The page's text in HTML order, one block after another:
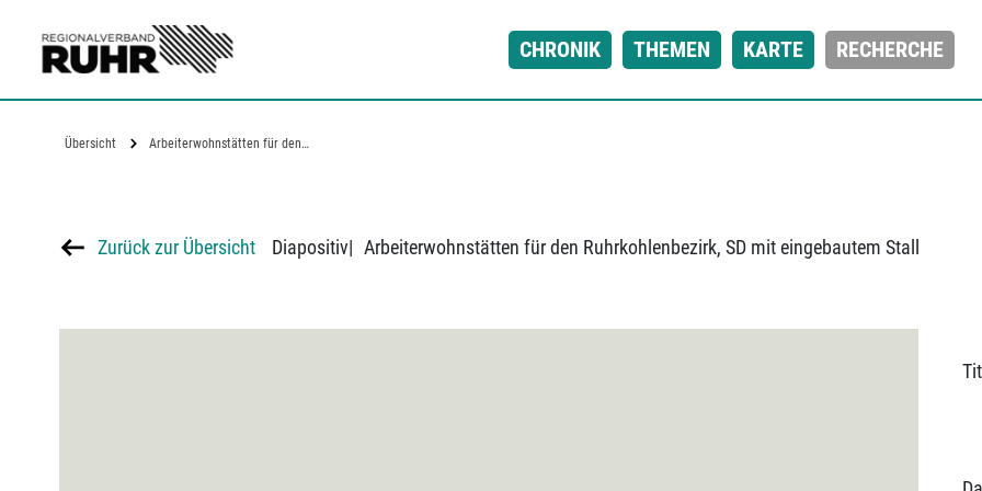
CHRONIK THEMEN KARTE RECHERCHE
Übersicht Arbeiterwohnstätten für den…
Zurück zur Übersicht Diapositiv| Arbeiterwohnstätten für den Ruhrkohlenbezirk, SD mit eingebautem Stall